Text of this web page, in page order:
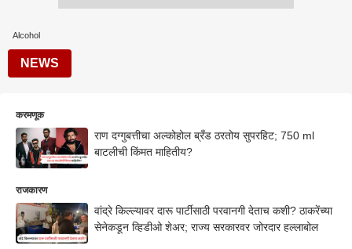
Alcohol
NEWS
करमणूक
राण दग्गुबत्तीचा अल्कोहोल ब्रँड ठरतोय सुपरहिट; 750 ml
बाटलीची किंमत माहितीय?
राजकारण
वांद्रे किल्ल्यावर दारू पार्टीसाठी परवानगी देताच कशी? ठाकरेंच्या
सेनेकडून व्हिडीओ शेअर; राज्य सरकारवर जोरदार हल्लाबोल